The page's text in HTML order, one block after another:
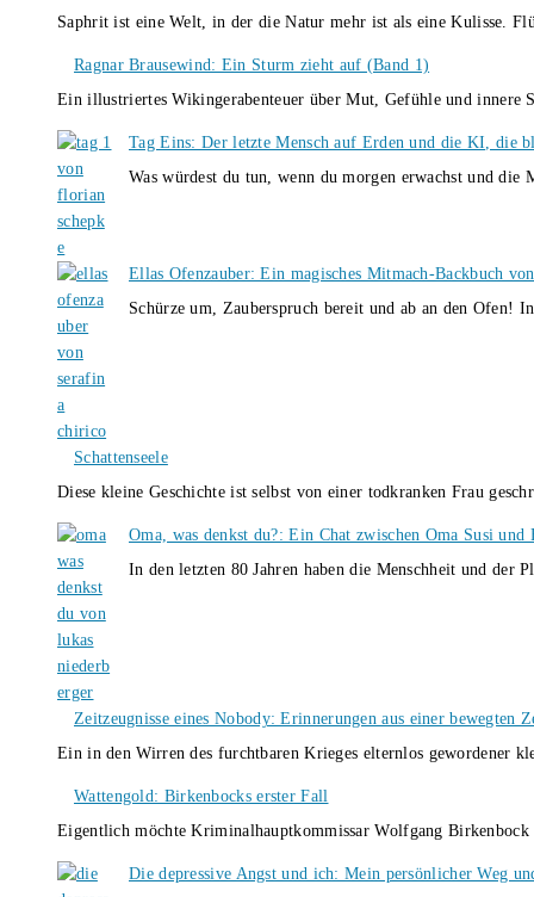
Saphrit ist eine Welt, in der die Natur mehr ist als eine Kulisse.
Ragnar Brausewind: Ein Sturm zieht auf (Band 1)
Ein illustriertes Wikingerabenteuer über Mut, Gefühle und
Tag Eins: Der letzte Mensch auf Erden und die KI, die
Was würdest du tun, wenn du morgen erwachst und
Ellas Ofenzauber: Ein magisches Mitmach-Backbuch
Schürze um, Zauberspruch bereit und ab an den Ofen!
Schattenseele
Diese kleine Geschichte ist selbst von einer todkranken Frau
Oma, was denkst du?: Ein Chat zwischen Oma Susi
In den letzten 80 Jahren haben die Menschheit und
Zeitzeugnisse eines Nobody: Erinnerungen aus einer bewegten
Ein in den Wirren des furchtbaren Krieges elternlos gewordener
Wattengold: Birkenbocks erster Fall
Eigentlich möchte Kriminalhauptkommissar Wolfgang
Die depressive Angst und ich: Mein persönlicher Weg